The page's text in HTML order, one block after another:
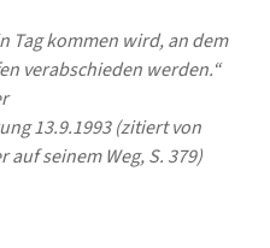
Tag kommen wird, an dem
verabschieden werden.“
13.9.1993 (zitiert von
auf seinem Weg, S. 379)